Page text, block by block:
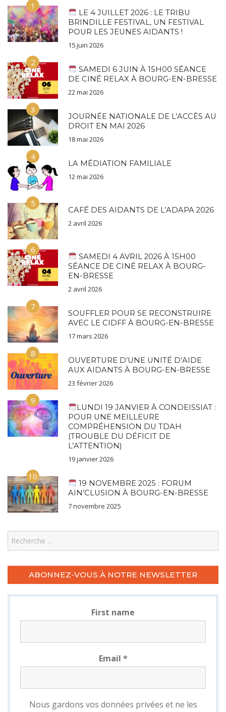
1
LE 4 JUILLET 2026 : LE TRIBU
BRINDILLE FESTIVAL, UN FESTIVAL
POUR LES JEUNES AIDANTS !
15 juin 2026
2
SAMEDI 6 JUIN À 15H00 SÉANCE
DE CINÉ RELAX À BOURG-EN-BRESSE
22 mai 2026
3
JOURNÉE NATIONALE DE L’ACCÈS AU
DROIT EN MAI 2026
18 mai 2026
4
LA MÉDIATION FAMILIALE
12 mai 2026
5
CAFÉ DES AIDANTS DE L’ADAPA 2026
2 avril 2026
6
SAMEDI 4 AVRIL 2026 À 15H00
SÉANCE DE CINÉ RELAX À BOURG-
EN-BRESSE
2 avril 2026
7
SOUFFLER POUR SE RECONSTRUIRE
AVEC LE CIDFF À BOURG-EN-BRESSE
17 mars 2026
8
OUVERTURE D’UNE UNITÉ D’AIDE
AUX AIDANTS À BOURG-EN-BRESSE
23 février 2026
9
LUNDI 19 JANVIER À CONDEISSIAT :
POUR UNE MEILLEURE
COMPRÉHENSION DU TDAH
(TROUBLE DU DÉFICIT DE
L’ATTENTION)
19 janvier 2026
10
19 NOVEMBRE 2025 : FORUM
AIN’CLUSION À BOURG-EN-BRESSE
7 novembre 2025
Search
ABONNEZ-VOUS À NOTRE NEWSLETTER
First name
Email *
Nous gardons vos données privées et ne les